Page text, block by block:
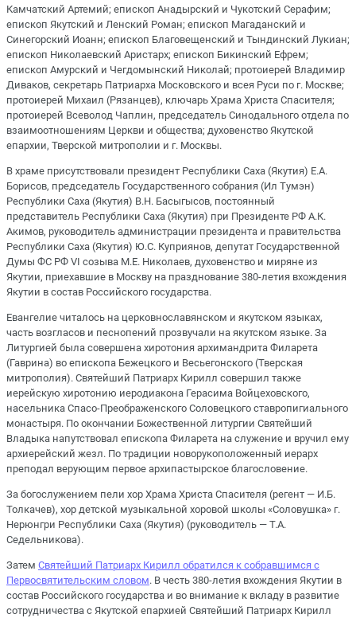
Камчатский Артемий; епископ Анадырский и Чукотский Серафим;
епископ Якутский и Ленский Роман; епископ Магаданский и
Синегорский Иоанн; епископ Благовещенский и Тындинский Лукиан;
епископ Николаевский Аристарх; епископ Бикинский Ефрем;
епископ Амурский и Чегдомынский Николай; протоиерей Владимир
Диваков, секретарь Патриарха Московского и всея Руси по г. Москве;
протоиерей Михаил (Рязанцев), ключарь Храма Христа Спасителя;
протоиерей Всеволод Чаплин, председатель Синодального отдела по
взаимоотношениям Церкви и общества; духовенство Якутской
епархии, Тверской митрополии и г. Москвы.
В храме присутствовали президент Республики Саха (Якутия) Е.А.
Борисов, председатель Государственного собрания (Ил Тумэн)
Республики Саха (Якутия) В.Н. Басыгысов, постоянный
представитель Республики Саха (Якутия) при Президенте РФ А.К.
Акимов, руководитель администрации президента и правительства
Республики Саха (Якутия) Ю.С. Куприянов, депутат Государственной
Думы ФС РФ VI созыва М.Е. Николаев, духовенство и миряне из
Якутии, приехавшие в Москву на празднование 380-летия вхождения
Якутии в состав Российского государства.
Евангелие читалось на церковнославянском и якутском языках,
часть возгласов и песнопений прозвучали на якутском языке. За
Литургией была совершена хиротония архимандрита Филарета
(Гаврина) во епископа Бежецкого и Весьегонского (Тверская
митрополия). Святейший Патриарх Кирилл совершил также
иерейскую хиротонию иеродиакона Герасима Войцеховского,
насельника Спасо-Преображенского Соловецкого ставропигиального
монастыря. По окончании Божественной литургии Святейший
Владыка напутствовал епископа Филарета на служение и вручил ему
архиерейский жезл. По традиции новорукоположенный иерарх
преподал верующим первое архипастырское благословение.
За богослужением пели хор Храма Христа Спасителя (регент — И.Б.
Толкачев), хор детской музыкальной хоровой школы «Соловушка» г.
Нерюнгри Республики Саха (Якутия) (руководитель — Т.А.
Седельникова).
Затем Святейший Патриарх Кирилл обратился к собравшимся с
Первосвятительским словом. В честь 380-летия вхождения Якутии в
состав Российского государства и во внимание к вкладу в развитие
сотрудничества с Якутской епархией Святейший Патриарх Кирилл